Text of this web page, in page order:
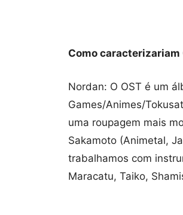
Como caracterizariam
Nordan: O OST é um
Games/Animes/
uma roupagem mais
Sakamoto (Animetal,
trabalhamos com
Maracatu, Taiko,